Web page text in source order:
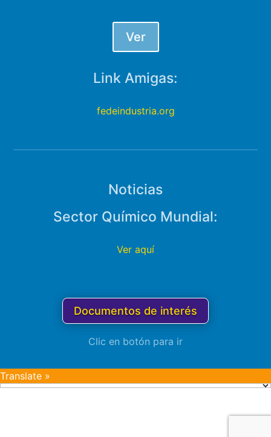
Ver
Link Amigas:
fedeindustria.org
Noticias
Sector Químico Mundial:
Ver aquí
Documentos de interés
Clic en botón para ir
Translate »